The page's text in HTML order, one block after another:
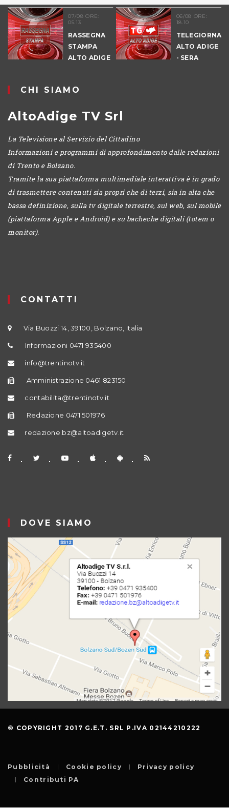
07/08 ORE:
05.13
RASSEGNA
STAMPA
ALTO ADIGE
06/08 ORE:
18.10
TELEGIORNALE
ALTO ADIGE
- SERA
CHI SIAMO
AltoAdige TV Srl
La Televisione al Servizio del Cittadino
Informazioni e programmi di approfondimento dalle redazioni
di Trento e Bolzano.
Tramite la sua piattaforma multimediale interattiva è in grado
di trasmettere contenuti sia propri che di terzi, sia in alta che
bassa definizione, sulla tv digitale terrestre, sul web, sul mobile
(piattaforma Apple e Android) e su bacheche digitali (totem o
monitor).
CONTATTI
Via Buozzi 14, 39100, Bolzano, Italia
Informazioni 0471 935400
info@trentinotv.it
Amministrazione 0461 823150
contabilita@trentinotv.it
Redazione 0471 501976
redazione.bz@altoadigetv.it
DOVE SIAMO
© COPYRIGHT 2017 G.E.T. SRL P.IVA 02144210222
Pubblicità Cookie policy
Privacy policy
Contributi PA